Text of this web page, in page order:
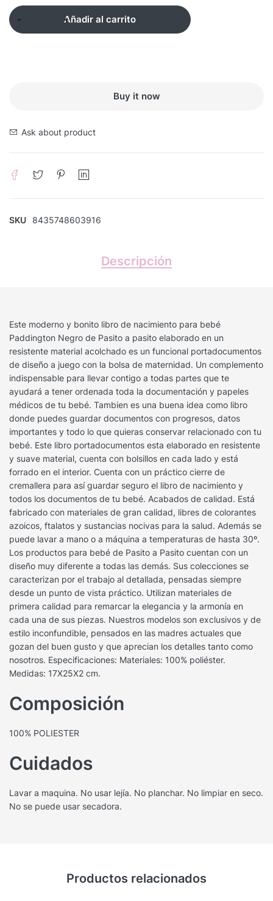
Añadir al carrito
Buy it now
Ask about product
SKU 8435748603916
Descripción
Este moderno y bonito libro de nacimiento para bebé
Paddington Negro de Pasito a pasito elaborado en un
resistente material acolchado es un funcional portadocumentos
de diseño a juego con la bolsa de maternidad. Un complemento
indispensable para llevar contigo a todas partes que te
ayudará a tener ordenada toda la documentación y papeles
médicos de tu bebé. Tambien es una buena idea como libro
donde puedes guardar documentos con progresos, datos
importantes y todo lo que quieras conservar relacionado con tu
bebé. Este libro portadocumentos esta elaborado en resistente
y suave material, cuenta con bolsillos en cada lado y está
forrado en el interior. Cuenta con un práctico cierre de
cremallera para así guardar seguro el libro de nacimiento y
todos los documentos de tu bebé. Acabados de calidad. Está
fabricado con materiales de gran calidad, libres de colorantes
azoicos, ftalatos y sustancias nocivas para la salud. Además se
puede lavar a mano o a máquina a temperaturas de hasta 30º.
Los productos para bebé de Pasito a Pasito cuentan con un
diseño muy diferente a todas las demás. Sus colecciones se
caracterizan por el trabajo al detallada, pensadas siempre
desde un punto de vista práctico. Utilizan materiales de
primera calidad para remarcar la elegancia y la armonía en
cada una de sus piezas. Nuestros modelos son exclusivos y de
estilo inconfundible, pensados en las madres actuales que
gozan del buen gusto y que aprecian los detalles tanto como
nosotros. Especificaciones: Materiales: 100% poliéster.
Medidas: 17X25X2 cm.
Composición
100% POLIESTER
Cuidados
Lavar a maquina. No usar lejía. No planchar. No limpiar en seco.
No se puede usar secadora.
Productos relacionados